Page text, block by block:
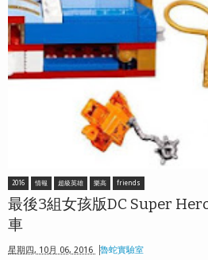
2016 情報 超級英雄 樂高 friends
最後3組女孩版DC Super
車
星期四, 10月 06, 2016 魯蛇實驗室